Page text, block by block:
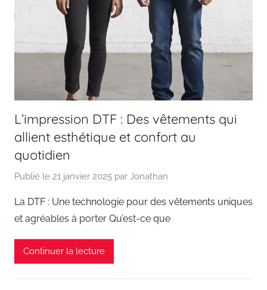
L’impression DTF : Des vêtements qui
allient esthétique et confort au
quotidien
Publié le 21 janvier 2025 par Jonathan
La DTF : Une technologie pour des vêtements uniques
et agréables à porter Qu’est-ce que
Continuer la lecture